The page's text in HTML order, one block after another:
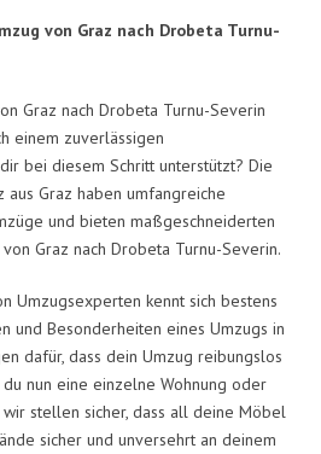
von Graz nach Drobeta Turnu-
Graz nach Drobeta Turnu-Severin
einem zuverlässigen
bei diesem Schritt unterstützt? Die
aus Graz haben umfangreiche
und bieten maßgeschneiderten
Graz nach Drobeta Turnu-Severin.
Umzugsexperten kennt sich bestens
und Besonderheiten eines Umzugs in
dafür, dass dein Umzug reibungslos
nun eine einzelne Wohnung oder
wir stellen sicher, dass all deine Möbel
sicher und unversehrt an deinem